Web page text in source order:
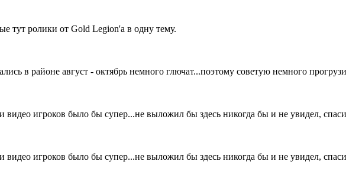
тут ролики от Gold Legion'a в одну тему.
в районе август - октябрь немного глючат...поэтому советую немного
игроков было бы супер...не выложил бы здесь никогда бы и не увидел,
игроков было бы супер...не выложил бы здесь никогда бы и не увидел,